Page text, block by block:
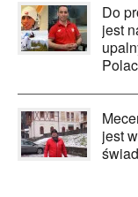
Do
jest
jest